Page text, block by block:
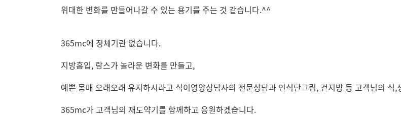
위대한 변화를 만들어나갈 수 있는 용기를 주는 것 같습니다.^^
365mc에 정체기란 없습니다.
지방흡입, 람스가 놀라운 변화를 만들고,
예쁜 몸매 오래오래 유지하시라고 식이영양상담사의 전문상담과 인식단그림, 걷지방 등 고객님의 식
365mc가 고객님의 재도약기를 함께하고 응원하겠습니다.